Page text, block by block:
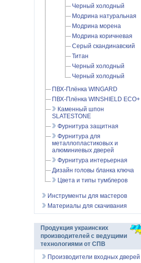
Черный холодный
Модрина натуральная
Модрина морена
Модрина коричневая
Серый скандинавский
Титан
Черный холодный
Черный холодный
ПВХ-Плёнка WINGARD
ПВХ-Плёнка WINSHIELD ECO+
Каменный шпон
SLATESTONE
Фурнитура защитная
Фурнитура для
металлопластиковых и
алюминиевых дверей
Фурнитура интерьерная
Дизайн головы бланка ключа
Цвета и типы тумблеров
Инструменты для мастеров
Материалы для скачивания
Продукция украинских
производителей с ведущими
технологиями от СПВ
Производители входных дверей